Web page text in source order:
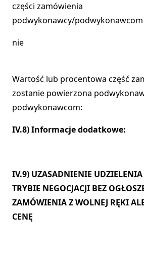
części zamówienia
podwykonawcy/podwykonawcom
nie
Wartość lub procentowa część
zostanie powierzona
podwykonawcom:
IV.8) Informacje dodatkowe:
IV.9) UZASADNIENIE
TRYBIE NEGOCJACJI BEZ
ZAMÓWIENIA Z WOLNEJ RĘKI
CENĘ